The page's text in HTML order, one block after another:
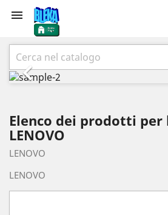


Precedente
Elenco dei prodotti per
LENOVO
LENOVO
LENOVO